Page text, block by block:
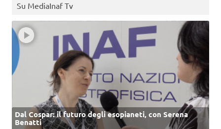
Su MediaInaf Tv
Dal Cospar: il futuro degli esopianeti, con Serena
Benatti